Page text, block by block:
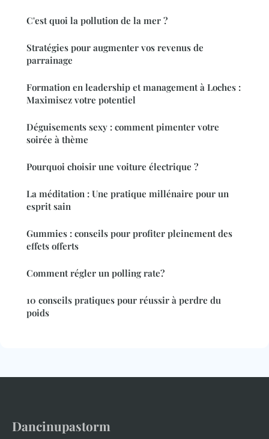
C'est quoi la pollution de la mer ?
Stratégies pour augmenter vos revenus de
parrainage
Formation en leadership et management à Loches :
Maximisez votre potentiel
Déguisements sexy : comment pimenter votre
soirée à thème
Pourquoi choisir une voiture électrique ?
La méditation : Une pratique millénaire pour un
esprit sain
Gummies : conseils pour profiter pleinement des
effets offerts
Comment régler un polling rate?
10 conseils pratiques pour réussir à perdre du
poids
Dancinupastorm